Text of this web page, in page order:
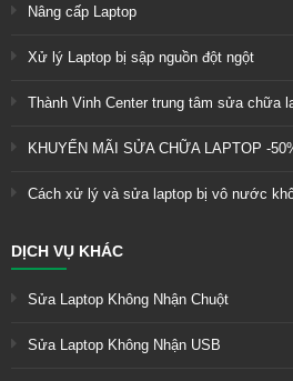
Nâng cấp Laptop
Xử lý Laptop bị sập nguồn đột ngột
Thành Vinh Center trung tâm sửa chữa
KHUYẾN MÃI SỬA CHỮA LAPTOP -
Cách xử lý và sửa laptop bị vô nước
DỊCH VỤ KHÁC
Sửa Laptop Không Nhận Chuột
Sửa Laptop Không Nhận USB